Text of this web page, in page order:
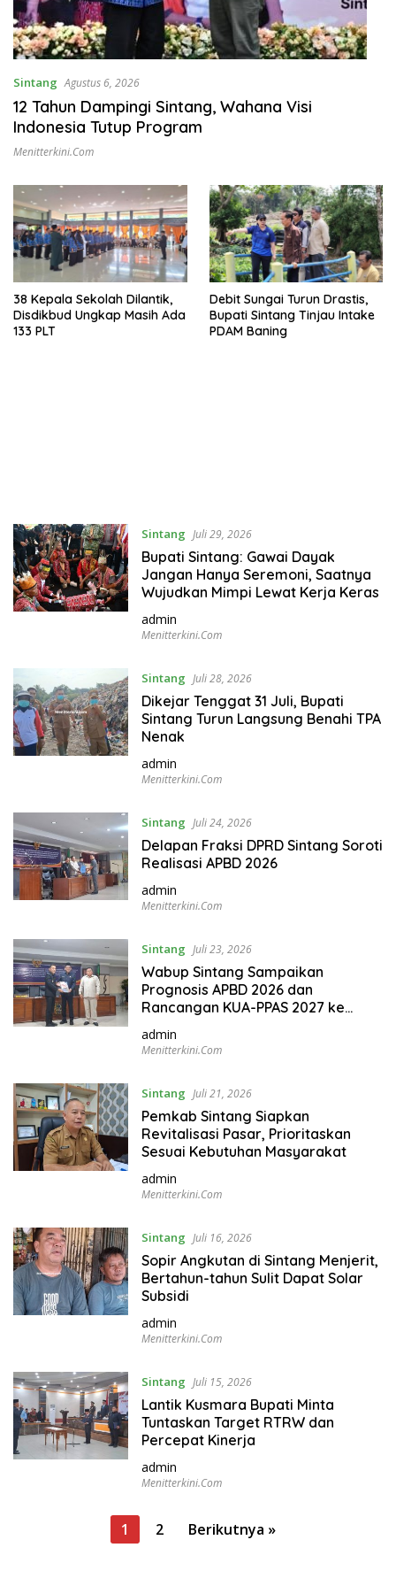
Sintang Agustus 6, 2026
12 Tahun Dampingi Sintang, Wahana Visi
Indonesia Tutup Program
Menitterkini.com
38 Kepala Sekolah Dilantik,
Disdikbud Ungkap Masih Ada
133 PLT
Debit Sungai Turun Drastis,
Bupati Sintang Tinjau Intake
PDAM Baning
Sintang Juli 29, 2026
Bupati Sintang: Gawai Dayak
Jangan Hanya Seremoni, Saatnya
Wujudkan Mimpi Lewat Kerja Keras
admin
Menitterkini.com
Sintang Juli 28, 2026
Dikejar Tenggat 31 Juli, Bupati
Sintang Turun Langsung Benahi TPA
Nenak
admin
Menitterkini.com
Sintang Juli 24, 2026
Delapan Fraksi DPRD Sintang Soroti
Realisasi APBD 2026
admin
Menitterkini.com
Sintang Juli 23, 2026
Wabup Sintang Sampaikan
Prognosis APBD 2026 dan
Rancangan KUA-PPAS 2027 ke
DPRD
admin
Menitterkini.com
Sintang Juli 21, 2026
Pemkab Sintang Siapkan
Revitalisasi Pasar, Prioritaskan
Sesuai Kebutuhan Masyarakat
admin
Menitterkini.com
Sintang Juli 16, 2026
Sopir Angkutan di Sintang Menjerit,
Bertahun-tahun Sulit Dapat Solar
Subsidi
admin
Menitterkini.com
Sintang Juli 15, 2026
Lantik Kusmara Bupati Minta
Tuntaskan Target RTRW dan
Percepat Kinerja
admin
Menitterkini.com
1 2 Berikutnya »